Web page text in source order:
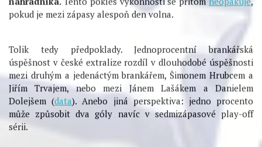
12.4.2015 — byThe Hockey Ninja— 3
hokejového brankáře v moderním hokeji. Týmy by měly
častěji nasazovat na druhý zápas náhradníka jako Třinec ve
čtvrtém zápase proti Spartě. Data to potvrzují.
„V play-off se vítězná sestava nemění.“ „Na play-off je třeba
mít jasnou (brankářskou) jedničku…“ Tyhle poučky známe
všichni a skoro o nich nepochybujeme. Chyba! Za analýz
zápasů NHL jednoznačně vyplynulo, že